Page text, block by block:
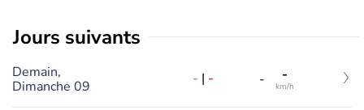
jours suivants
Demain,
Dimanche 09
- | - - -
km/h